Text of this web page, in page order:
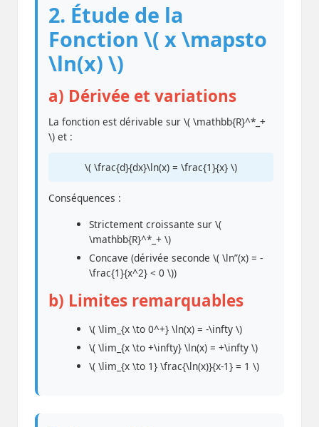
2. Étude de la
Fonction \( x \mapsto
\ln(x) \)
a) Dérivée et variations
La fonction est dérivable sur \( \mathbb{R}^*_+
\) et :
\( \frac{d}{dx}\ln(x) = \frac{1}{x} \)
Conséquences :
Strictement croissante sur \(
\mathbb{R}^*_+ \)
Concave (dérivée seconde \( \ln”(x) = -
\frac{1}{x^2} < 0 \))
b) Limites remarquables
\( \lim_{x \to 0^+} \ln(x) = -\infty \)
\( \lim_{x \to +\infty} \ln(x) = +\infty \)
\( \lim_{x \to 1} \frac{\ln(x)}{x-1} = 1 \)